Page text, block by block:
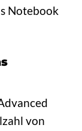
Notebook
von